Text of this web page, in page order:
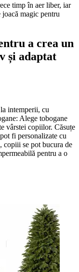
timp în aer liber, iar
magic pentru
a crea un
și adaptat
intemperii, cu
Alege tobogane
vârstei copiilor. Căsuțe
fi personalizate cu
copiii se pot bucura de
pentru a o